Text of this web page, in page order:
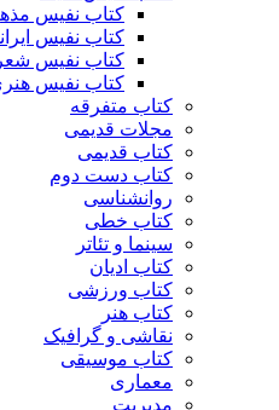
کتاب نفیس
کتاب نفیس
کتاب نفیس
کتاب نفیس
کتاب متفرقه
مجلات قدیمی
کتاب قدیمی
کتاب دست دوم
روانشناسی
کتاب خطی
سینما و تئاتر
کتاب ادیان
کتاب ورزشی
کتاب هنر
نقاشی و گرافیک
کتاب موسیقی
معماری
مدیریت